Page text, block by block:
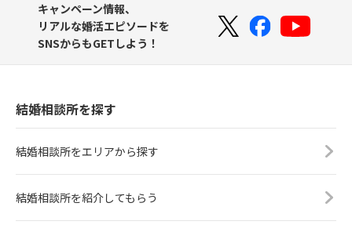
キャンペーン情報、
リアルな婚活エピソードを
SNSからもGETしよう！
結婚相談所を探す
結婚相談所をエリアから探す
結婚相談所を紹介してもらう